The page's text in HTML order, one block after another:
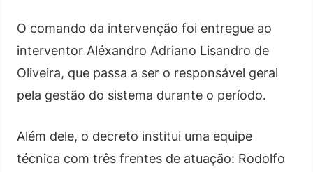
O comando da intervenção foi entregue ao
interventor Aléxandro Adriano Lisandro de
Oliveira, que passa a ser o responsável geral
pela gestão do sistema durante o período.
Além dele, o decreto institui uma equipe
técnica com três frentes de atuação: Rodolfo